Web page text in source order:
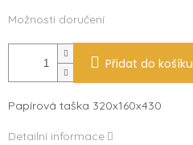
Možnosti doručení
Přidat do košíku
Papírová taška 320x160x430
Detailní informace